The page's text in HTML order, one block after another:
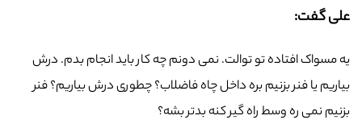
علی گفت:
یه مسواک افتاده تو توالت. نمی دونم چه کار باید انجام بدم. درش
بیاریم یا فنر بزنیم بره داخل چاه فاضلاب؟ چطوری درش بیاریم؟ فنر
بزنیم نمی ره وسط راه گیر کنه بدتر بشه؟